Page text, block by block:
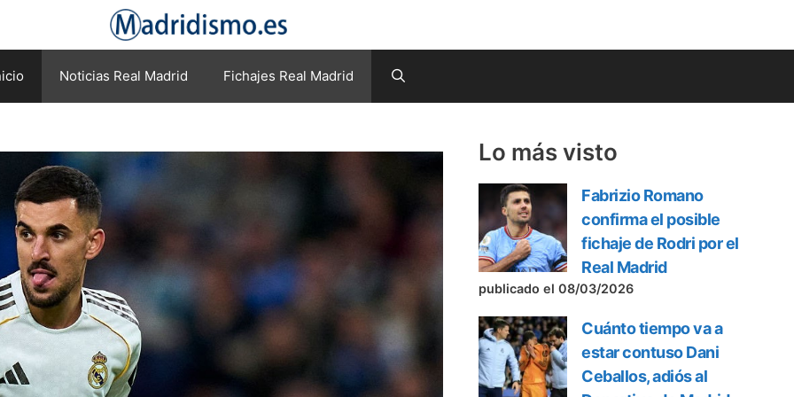
Noticias Real Madrid Fichajes Real Madrid
Lo más visto
Fabrizio Romano
confirma el posible
fichaje de Rodri por el
Real Madrid
publicado el 08/03/2026
Cuánto tiempo va a
estar contuso Dani
Ceballos, adiós al